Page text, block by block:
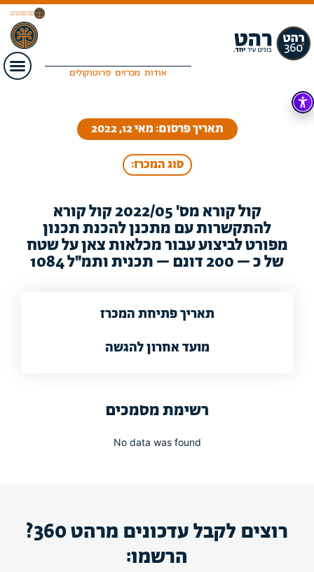
אודות מכרזים פרוטוקולים
תאריך פרסום: מאי 12, 2022
סוג המכרז:
קול קורא מס' 2022/05 קול קורא
להתקשרות עם מתכנן להכנת תכנון
מפורט לביצוע עבור מכלאות צאן על שטח
של כ – 200 דונם – תכנית ותמ"ל 1084
תאריך פתיחת המכרז
מועד אחרון להגשה
רשימת מסמכים
No data was found
רוצים לקבל עדכונים מרהט 360?
הרשמו: